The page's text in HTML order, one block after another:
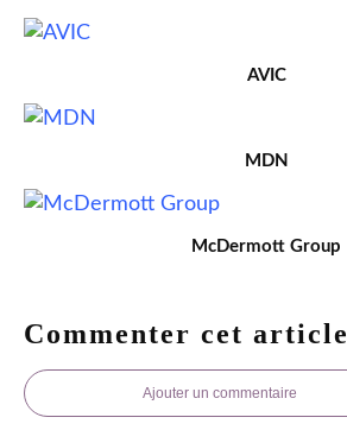
AVIC
MDN
McDermott Group
Commenter cet article
Ajouter un commentaire